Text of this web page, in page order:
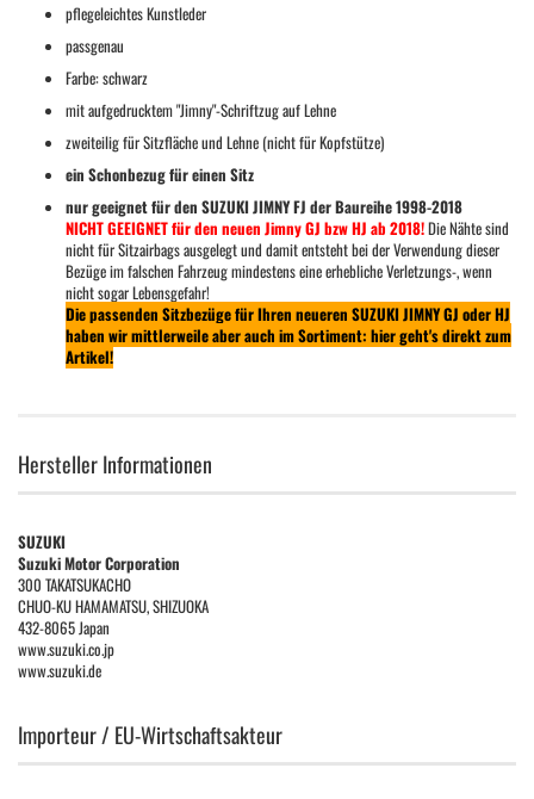
pflegeleichtes Kunstleder
passgenau
Farbe: schwarz
mit aufgedrucktem "Jimny"-Schriftzug auf Lehne
zweiteilig für Sitzfläche und Lehne (nicht für Kopfstütze)
ein Schonbezug für einen Sitz
nur geeignet für den SUZUKI JIMNY FJ der Baureihe 1998-2018
NICHT GEEIGNET für den neuen Jimny GJ bzw HJ ab 2018!Die Nähte sind
nicht für Sitzairbags ausgelegt und damit entsteht bei der Verwendung dieser
Bezüge im falschen Fahrzeug mindestens eine erhebliche Verletzungs-, wenn
nicht sogar Lebensgefahr!
Die passenden Sitzbezüge für Ihren neueren SUZUKI JIMNY GJ oder HJ
haben wir mittlerweile aber auch im Sortiment: hier geht's direkt zum
Artikel!
Hersteller Informationen
SUZUKI
Suzuki Motor Corporation
300 TAKATSUKACHO
CHUO-KU HAMAMATSU, SHIZUOKA
432-8065 Japan
www.suzuki.co.jp
www.suzuki.de
Importeur / EU-Wirtschaftsakteur